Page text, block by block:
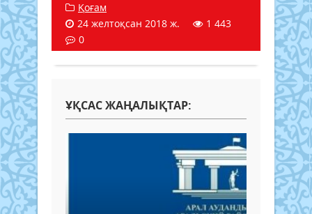
Қоғам
24 желтоқсан 2018 ж.
1 443
0
ҰҚСАС ЖАҢАЛЫҚТАР: